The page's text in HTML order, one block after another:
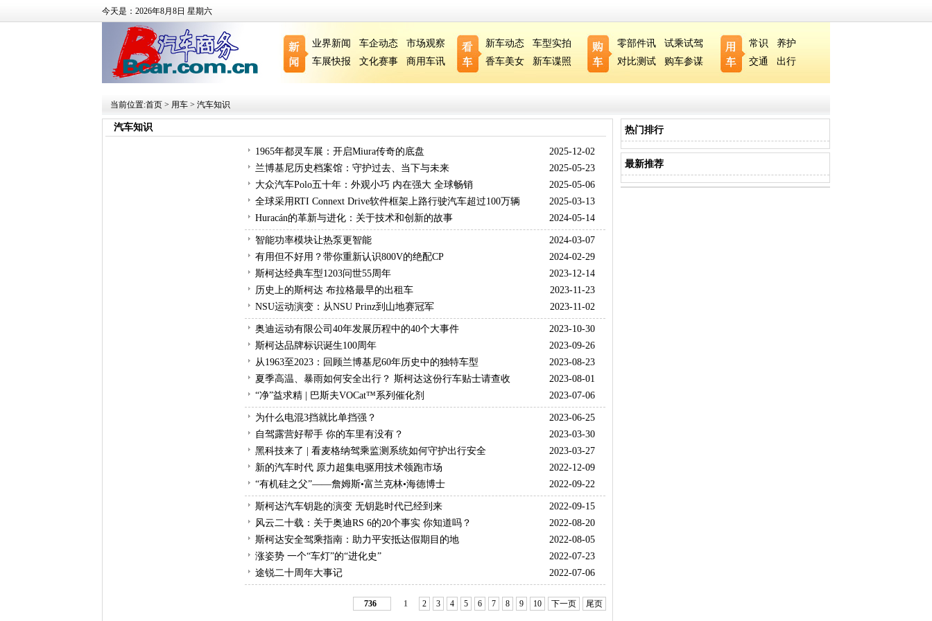
今天是：2026年8月8日 星期六
业界新闻 车企动态
市场观察
车展快报
文化赛事 商用车讯
新车动态
车型实拍
香车美女
新车谍照
零部件讯
试乘试驾
对比测试
购车参谋
常识
养护
交通
出行
当前位置:首页 > 用车 > 汽车知识
汽车知识
1965年都灵车展：开启Miura传奇的底盘
2025-12-02
兰博基尼历史档案馆：守护过去、当下与未来
2025-05-23
大众汽车Polo五十年：外观小巧 内在强大 全球畅销
2025-05-06
全球采用RTI Connext Drive软件框架上路行驶汽车超过100万辆
2025-03-13
Huracán的革新与进化：关于技术和创新的故事
2024-05-14
智能功率模块让热泵更智能
2024-03-07
有用但不好用？带你重新认识800V的绝配CP
2024-02-29
斯柯达经典车型1203问世55周年
2023-12-14
历史上的斯柯达 布拉格最早的出租车
2023-11-23
NSU运动演变：从NSU Prinz到山地赛冠军
2023-11-02
奥迪运动有限公司40年发展历程中的40个大事件
2023-10-30
斯柯达品牌标识诞生100周年
2023-09-26
从1963至2023：回顾兰博基尼60年历史中的独特车型
2023-08-23
夏季高温、暴雨如何安全出行？ 斯柯达这份行车贴士请查收
2023-08-01
“净”益求精 | 巴斯夫VOCat™系列催化剂
2023-07-06
为什么电混3挡就比单挡强？
2023-06-25
自驾露营好帮手 你的车里有没有？
2023-03-30
黑科技来了 | 看麦格纳驾乘监测系统如何守护出行安全
2023-03-27
新的汽车时代 原力超集电驱用技术领跑市场
2022-12-09
“有机硅之父”——詹姆斯•富兰克林•海德博士
2022-09-22
斯柯达汽车钥匙的演变 无钥匙时代已经到来
2022-09-15
风云二十载：关于奥迪RS 6的20个事实 你知道吗？
2022-08-20
斯柯达安全驾乘指南：助力平安抵达假期目的地
2022-08-05
涨姿势 一个“车灯”的“进化史”
2022-07-23
途锐二十周年大事记
2022-07-06
736 1 2 3 4 5 6 7 8 9 10 下一页 尾页
热门排行
最新推荐